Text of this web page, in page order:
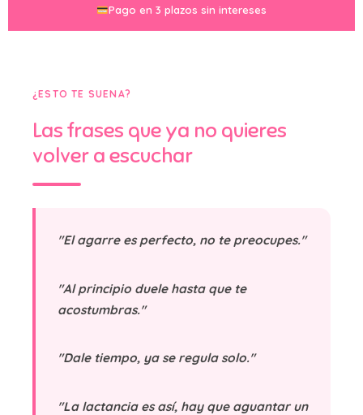
Pago en 3 plazos sin intereses
¿ESTO TE SUENA?
Las frases que ya no quieres
volver a escuchar
"El agarre es perfecto, no te preocupes."
"Al principio duele hasta que te
acostumbras."
"Dale tiempo, ya se regula solo."
"La lactancia es así, hay que aguantar un